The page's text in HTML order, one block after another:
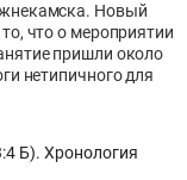
Новый
что о мероприятии
пришли около
нетипичного для